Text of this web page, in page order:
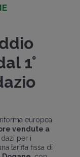
1°
europea
vendute a
per i
tariffa fissa di